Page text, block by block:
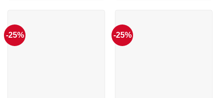
1.153.000₫.
-25% -25%